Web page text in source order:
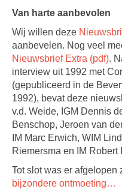
Van harte aanbevolen
Wij willen deze
aanbevelen. Nog veel
Nieuwsbrief Extra (pdf).
interview uit 1992 met
(gepubliceerd in de
1992), bevat deze
v.d. Weide, IGM Dennis
Benschop, Jeroen van
IM Marc Erwich, WIM
Riemersma en IM Robert
Tot slot was er afgelopen
bijzondere ontmoeting…